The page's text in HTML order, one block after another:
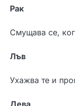
Рак
Смущава се,
Лъв
Ухажва те и